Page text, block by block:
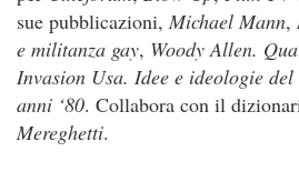
sue pubblicazioni, Michael Mann,
e militanza gay, Woody Allen.
Invasion Usa. Idee e ideologie
anni ‘80. Collabora con il
Mereghetti.